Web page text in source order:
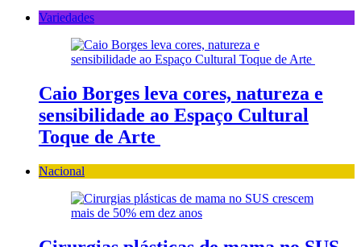
Variedades
Caio Borges leva cores, natureza e
sensibilidade ao Espaço Cultural
Toque de Arte
Nacional